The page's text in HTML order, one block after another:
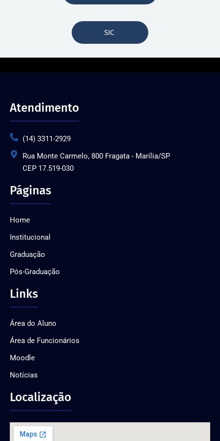
SIC
Atendimento
(14) 3311-2929
Rua Monte Carmelo, 800 Fragata - Marília/SP
CEP 17.519-030
Páginas
Home
Institucional
Graduação
Pós-Graduação
Links
Área do Aluno
Área de Funcionários
Moodle
Notícias
Localização